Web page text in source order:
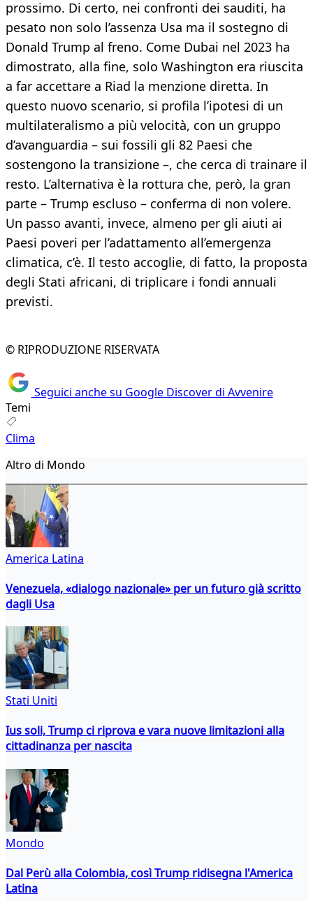
prossimo. Di certo, nei confronti dei sauditi, ha
pesato non solo l’assenza Usa ma il sostegno di
Donald Trump al freno. Come Dubai nel 2023 ha
dimostrato, alla fine, solo Washington era riuscita
a far accettare a Riad la menzione diretta. In
questo nuovo scenario, si profila l’ipotesi di un
multilateralismo a più velocità, con un gruppo
d’avanguardia – sui fossili gli 82 Paesi che
sostengono la transizione –, che cerca di trainare il
resto. L’alternativa è la rottura che, però, la gran
parte – Trump escluso – conferma di non volere.
Un passo avanti, invece, almeno per gli aiuti ai
Paesi poveri per l’adattamento all’emergenza
climatica, c’è. Il testo accoglie, di fatto, la proposta
degli Stati africani, di triplicare i fondi annuali
previsti.
© RIPRODUZIONE RISERVATA
Seguici anche su Google Discover di Avvenire
Temi
Clima
Altro di Mondo
America Latina
Venezuela, «dialogo nazionale» per un futuro già scritto
dagli Usa
Stati Uniti
Ius soli, Trump ci riprova e vara nuove limitazioni alla
cittadinanza per nascita
Mondo
Dal Perù alla Colombia, così Trump ridisegna l'America
Latina